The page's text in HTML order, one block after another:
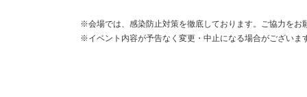
※会場では、感染防止対策を徹底しております。ご協力をお
※イベント内容が予告なく変更・中止になる場合がございま